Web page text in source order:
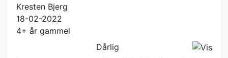
Kresten Bjerg
18-02-2022
4+ år gammel
Dårlig